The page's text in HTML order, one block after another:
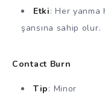
Etki: Her yanma
şansına sahip olur.
Contact Burn
Tip: Minor